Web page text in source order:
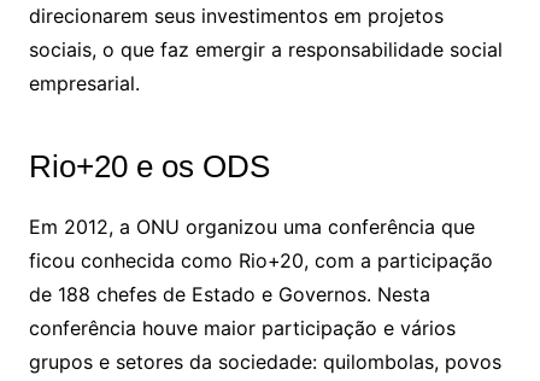
direcionarem seus investimentos em projetos
sociais, o que faz emergir a responsabilidade social
empresarial.
Rio+20 e os ODS
Em 2012, a ONU organizou uma conferência que
ficou conhecida como Rio+20, com a participação
de 188 chefes de Estado e Governos. Nesta
conferência houve maior participação e vários
grupos e setores da sociedade: quilombolas, povos